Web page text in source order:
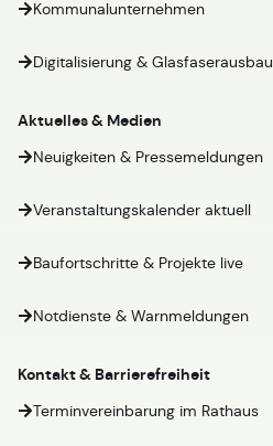
Kommunalunternehmen
Digitalisierung & Glasfaserausbau
Aktuelles & Medien
Neuigkeiten & Pressemeldungen
Veranstaltungskalender aktuell
Baufortschritte & Projekte live
Notdienste & Warnmeldungen
Kontakt & Barrierefreiheit
Terminvereinbarung im Rathaus